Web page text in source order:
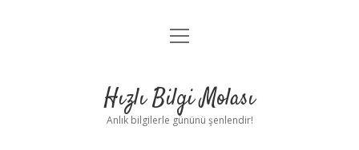
Anasayfa
Yasal Uyarı
menüyü
Hızlı Bilgi Molası
Anlık bilgilerle gününü şenlendir!